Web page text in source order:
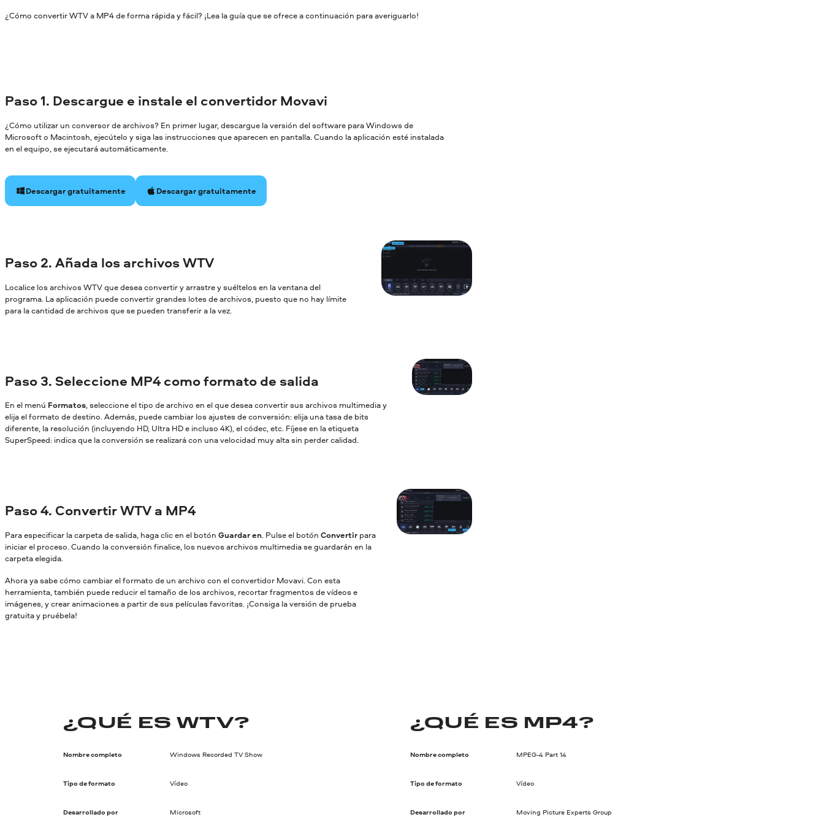
¿Cómo convertir WTV a MP4 de forma rápida y fácil? ¡Lea la guía que se ofrece a continuación para averiguarlo!
Paso 1. Descargue e instale el convertidor Movavi
¿Cómo utilizar un conversor de archivos? En primer lugar, descargue la versión del software para Windows de
Microsoft o Macintosh, ejecútelo y siga las instrucciones que aparecen en pantalla. Cuando la aplicación esté instalada
en el equipo, se ejecutará automáticamente.
Descargar gratuitamente Descargar gratuitamente
Paso 2. Añada los archivos WTV
Localice los archivos WTV que desea convertir y arrastre y suéltelos en la ventana del
programa. La aplicación puede convertir grandes lotes de archivos, puesto que no hay límite
para la cantidad de archivos que se pueden transferir a la vez.
Paso 3. Seleccione MP4 como formato de salida
En el menú Formatos, seleccione el tipo de archivo en el que desea convertir sus archivos multimedia y
elija el formato de destino. Además, puede cambiar los ajustes de conversión: elija una tasa de bits
diferente, la resolución (incluyendo HD, Ultra HD e incluso 4K), el códec, etc. Fíjese en la etiqueta
SuperSpeed: indica que la conversión se realizará con una velocidad muy alta sin perder calidad.
Paso 4. Convertir WTV a MP4
Para especificar la carpeta de salida, haga clic en el botón Guardar en. Pulse el botón Convertir para
iniciar el proceso. Cuando la conversión finalice, los nuevos archivos multimedia se guardarán en la
carpeta elegida.
Ahora ya sabe cómo cambiar el formato de un archivo con el convertidor Movavi. Con esta
herramienta, también puede reducir el tamaño de los archivos, recortar fragmentos de vídeos e
imágenes, y crear animaciones a partir de sus películas favoritas. ¡Consiga la versión de prueba
gratuita y pruébela!
¿QUÉ ES WTV?
Nombre completo Windows Recorded TV Show
Tipo de formato Vídeo
Desarrollado por Microsoft
¿QUÉ ES MP4?
Nombre completo MPEG-4 Part 14
Tipo de formato Vídeo
Desarrollado por Moving Picture Experts Group